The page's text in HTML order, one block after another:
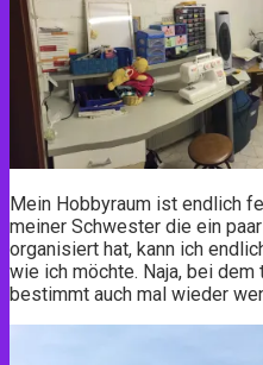
Mein Hobbyraum ist endlich
meiner Schwester die ein
organisiert hat, kann ich
wie ich möchte. Naja, bei
bestimmt auch mal wieder